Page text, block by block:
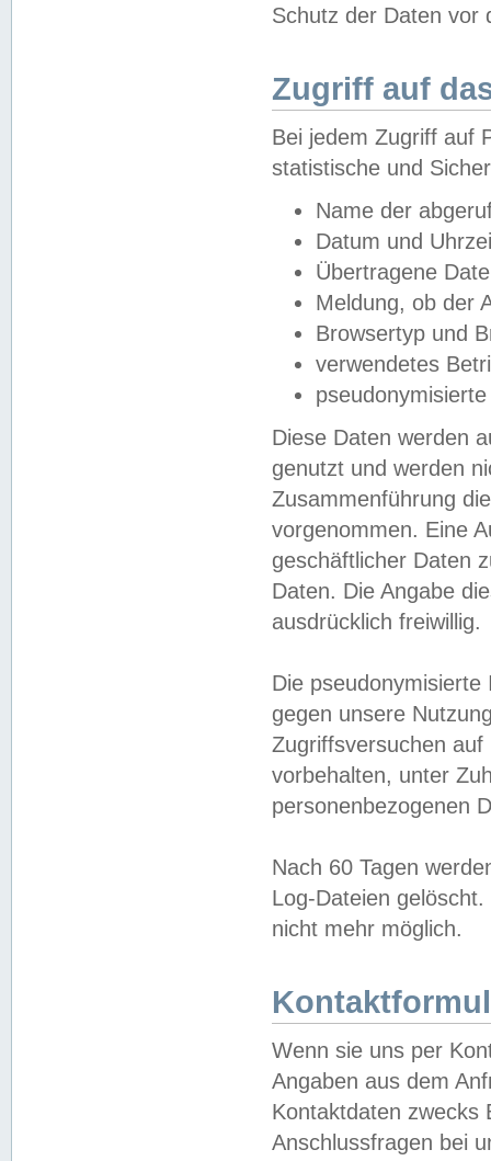
Schutz der Daten vor
Zugriff auf
Bei jedem Zugriff auf
statistische und
Name der
Datum und
Übertragene
Meldung, ob der
Browsertyp und
verwendetes
Diese Daten werden
genutzt und werden
Zusammenführung
vorgenommen. Eine
geschäftlicher Daten
Daten. Die Angabe
ausdrücklich freiwillig.
Die
gegen unsere
Zugriffsversuchen
vorbehalten, unter
personenbezogenen
Nach 60 Tagen
Log-Dateien
nicht mehr möglich.
Wenn sie uns per
Angaben aus dem
Kontaktdaten zwecks
Anschlussfragen bei